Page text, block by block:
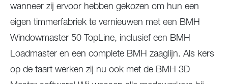
wanneer zij ervoor hebben gekozen om hun een
eigen timmerfabriek te vernieuwen met een BMH
Windowmaster 50 TopLine, inclusief een BMH
Loadmaster en een complete BMH zaaglijn. Als kers
op de taart werken zij nu ook met de BMH 3D